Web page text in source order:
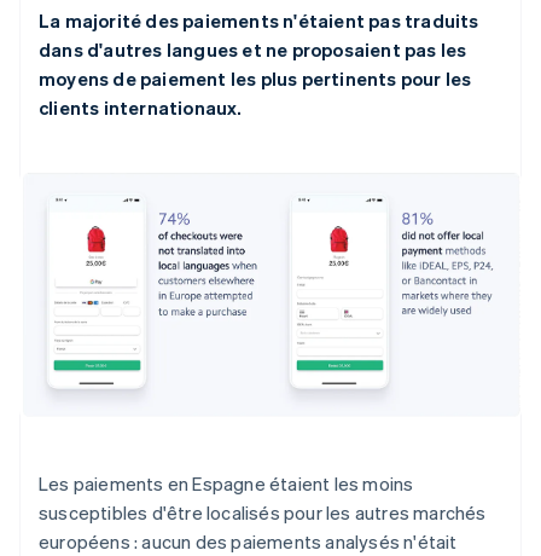
La majorité des paiements n'étaient pas traduits
dans d'autres langues et ne proposaient pas les
moyens de paiement les plus pertinents pour les
clients internationaux.
Les paiements en Espagne étaient les moins
susceptibles d'être localisés pour les autres marchés
européens : aucun des paiements analysés n'était